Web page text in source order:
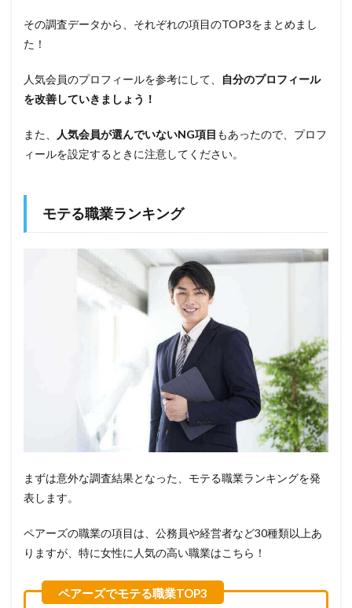
その調査データから、それぞれの項目のTOP3をまとめまし
た！
人気会員のプロフィールを参考にして、
自分のプロフィール
を改善していきましょう！
また、 人気会員が選んでいないNG項目 もあったので、プロフ
ィールを設定するときに注意してください。
モテる職業ランキング
まずは意外な調査結果となった、モテる職業ランキングを発
表します。
ペアーズの職業の項目は、公務員や経営者など30種類以上あ
りますが、特に女性に人気の高い職業はこちら！